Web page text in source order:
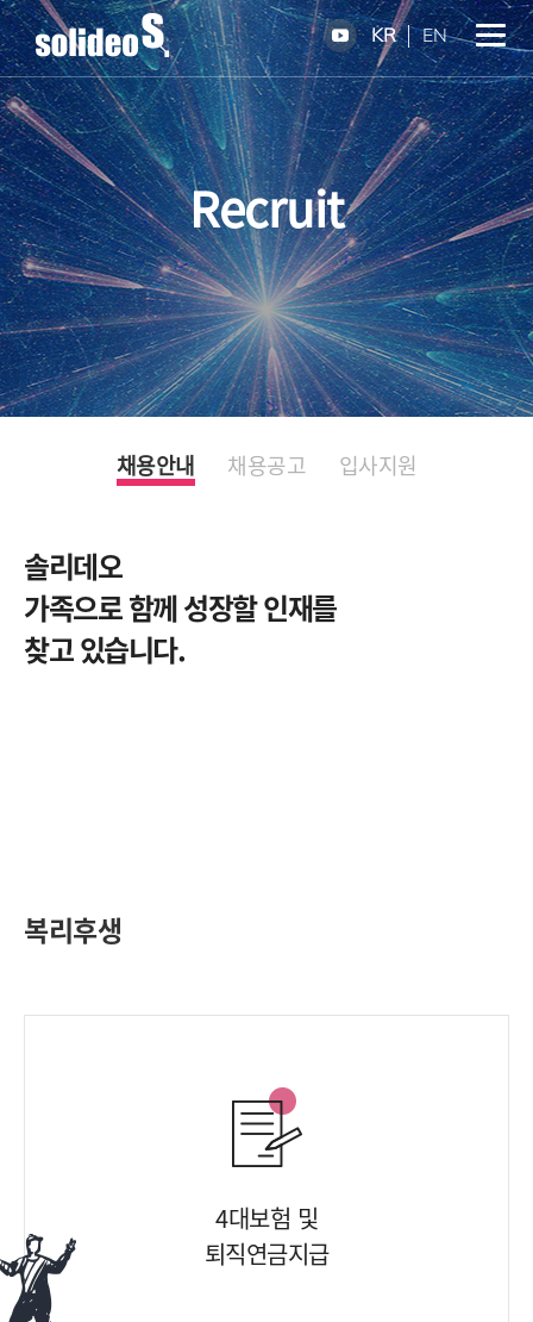
KR EN
Recruit
채용안내 채용공고 입사지원
솔리데오
가족으로 함께 성장할 인재를
찾고 있습니다.
복리후생
4대보험 및
퇴직연금지급